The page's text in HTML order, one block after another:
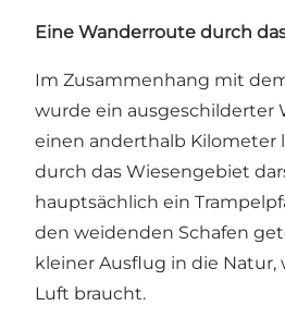
Eine Wanderroute durch
Im Zusammenhang mit
wurde ein ausgeschilderter
einen anderthalb Kilometer
durch das Wiesengebiet
hauptsächlich ein
den weidenden Schafen
kleiner Ausflug in die Natur,
Luft braucht.